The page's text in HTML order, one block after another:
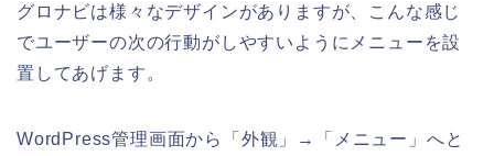
グロナビは様々なデザインがありますが、こんな感じ
でユーザーの次の行動がしやすいようにメニューを設
置してあげます。
WordPress管理画面から「外観」→「メニュー」へと